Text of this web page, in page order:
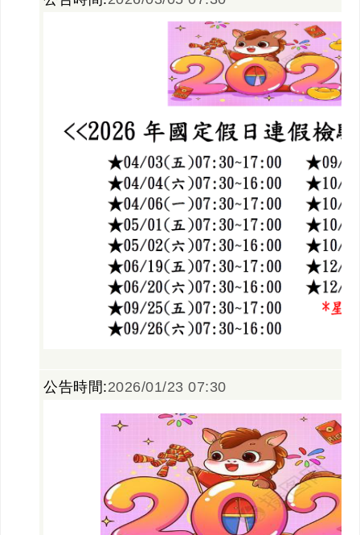
公告時間:2026/01/23 07:30